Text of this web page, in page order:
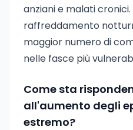
anziani e malati cronici.
raffreddamento
maggior numero di
nelle fasce più
Come sta
all'aumento degli
estremo?